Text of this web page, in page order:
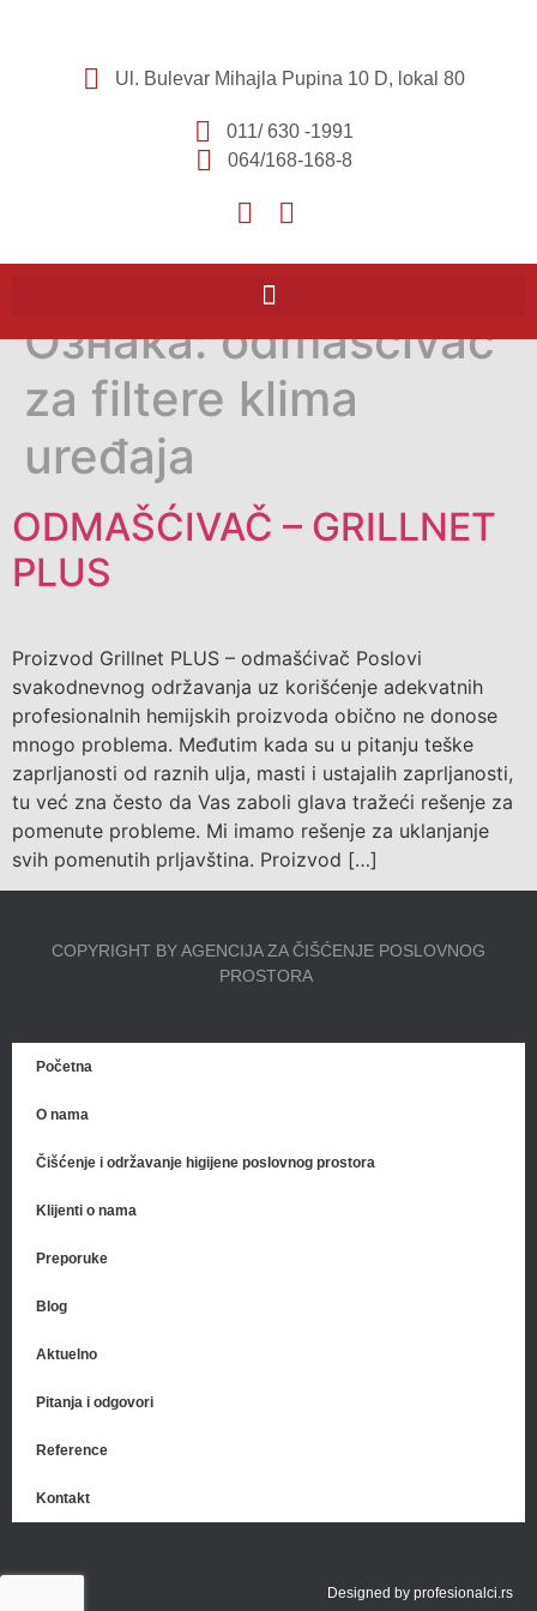
Ul. Bulevar Mihajla Pupina 10 D, lokal 80
011/ 630 -1991
064/168-168-8
Ознака:odmašćivač
za filtere klima
uređaja
ODMAŠĆIVAČ – GRILLNET
PLUS
Proizvod Grillnet PLUS – odmašćivač Poslovi
svakodnevnog održavanja uz korišćenje adekvatnih
profesionalnih hemijskih proizvoda obično ne donose
mnogo problema. Međutim kada su u pitanju teške
zaprljanosti od raznih ulja, masti i ustajalih zaprljanosti,
tu već zna često da Vas zaboli glava tražeći rešenje za
pomenute probleme. Mi imamo rešenje za uklanjanje
svih pomenutih prljavština. Proizvod […]
COPYRIGHT BY AGENCIJA ZA ČIŠĆENJE POSLOVNOG
PROSTORA
Početna
O nama
Čišćenje i održavanje higijene poslovnog prostora
Klijenti o nama
Preporuke
Blog
Aktuelno
Pitanja i odgovori
Reference
Kontakt
Designed by profesionalci.rs